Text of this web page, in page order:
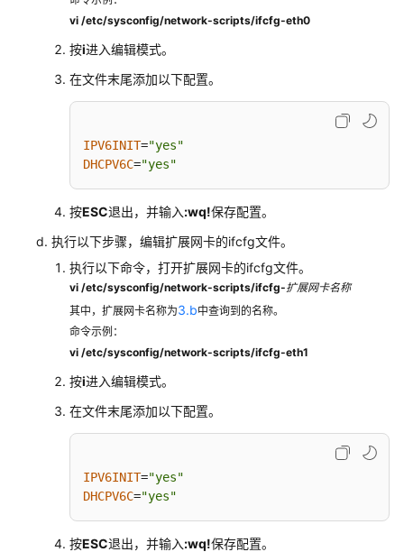
控
与
配
额
vi /etc/sysconfig/network-scripts/ifcfg-eth0
按i进入编辑模式。
在文件末尾添加以下配置。
IPV6INIT="yes"
DHCPV6C="yes"
按ESC退出，并输入:wq!保存配置。
执行以下步骤，编辑扩展网卡的ifcfg文件。
执行以下命令，打开扩展网卡的ifcfg文件。
vi /etc/sysconfig/network-scripts/ifcfg-扩展网卡名称
其中，扩展网卡名称为3.b中查询到的名称。
命令示例：
vi /etc/sysconfig/network-scripts/ifcfg-eth1
按i进入编辑模式。
在文件末尾添加以下配置。
IPV6INIT="yes"
DHCPV6C="yes"
按ESC退出，并输入:wq!保存配置。